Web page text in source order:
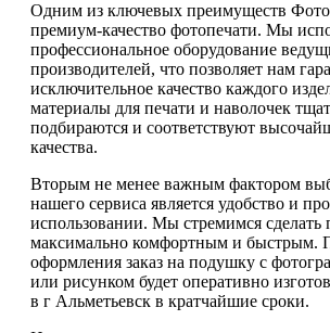
Одним из ключевых преимуществ
премиум-качество фотопечати. Мы
профессиональное оборудование
производителей, что позволяет нам
исключительное качество каждого
материалы для печати и наволочек
подбираются и соответствуют
качества.
Вторым не менее важным фактором
нашего сервиса является удобство и
использовании. Мы стремимся сделать
максимально комфортным и быстрым.
оформления заказ на подушку с
или рисунком будет оперативно
в г Альметьевск в кратчайшие сроки.